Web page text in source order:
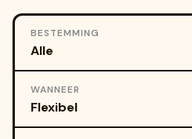
BESTEMMING
WANNEER